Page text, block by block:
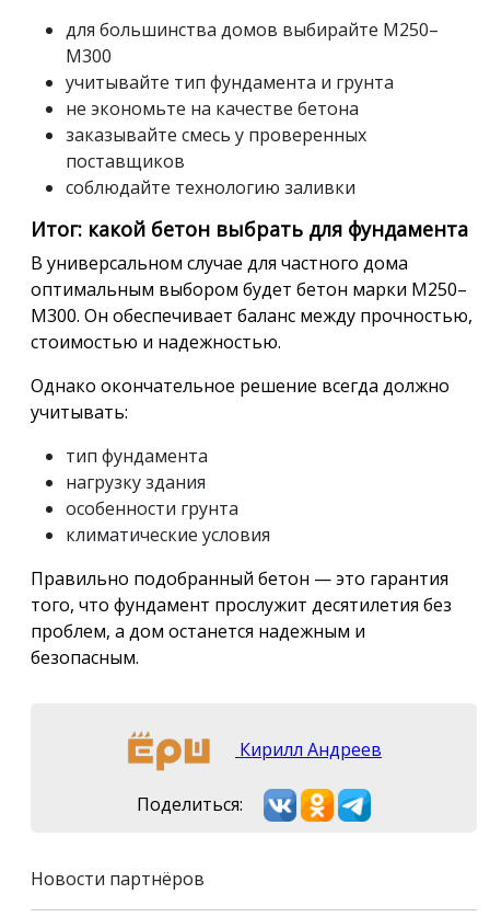
для большинства домов выбирайте М250–
М300
учитывайте тип фундамента и грунта
не экономьте на качестве бетона
заказывайте смесь у проверенных
поставщиков
соблюдайте технологию заливки
Итог: какой бетон выбрать для фундамента
В универсальном случае для частного дома
оптимальным выбором будет бетон марки М250–
М300. Он обеспечивает баланс между прочностью,
стоимостью и надежностью.
Однако окончательное решение всегда должно
учитывать:
тип фундамента
нагрузку здания
особенности грунта
климатические условия
Правильно подобранный бетон — это гарантия
того, что фундамент прослужит десятилетия без
проблем, а дом останется надежным и
безопасным.
Кирилл Андреев
Поделиться:
Новости партнёров